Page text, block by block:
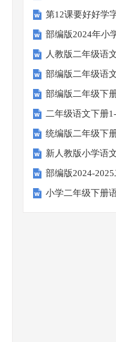
第12课要好好学
部编版2024年小
人教版二年级语
部编版二年级语
部编版二年级下
二年级语文下册
统编版二年级下
新人教版小学语
部编版2024-
小学二年级下册